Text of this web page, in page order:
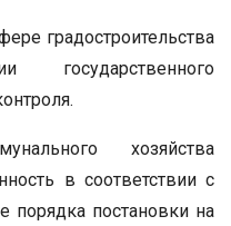
градостроительства
государственного
хозяйства
в соответствии с
порядка постановки на